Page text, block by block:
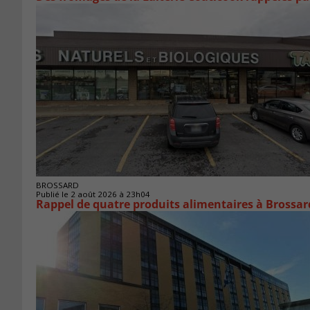
BROSSARD
Publié le 2 août 2026 à 23h04
Rappel de quatre produits alimentaires à